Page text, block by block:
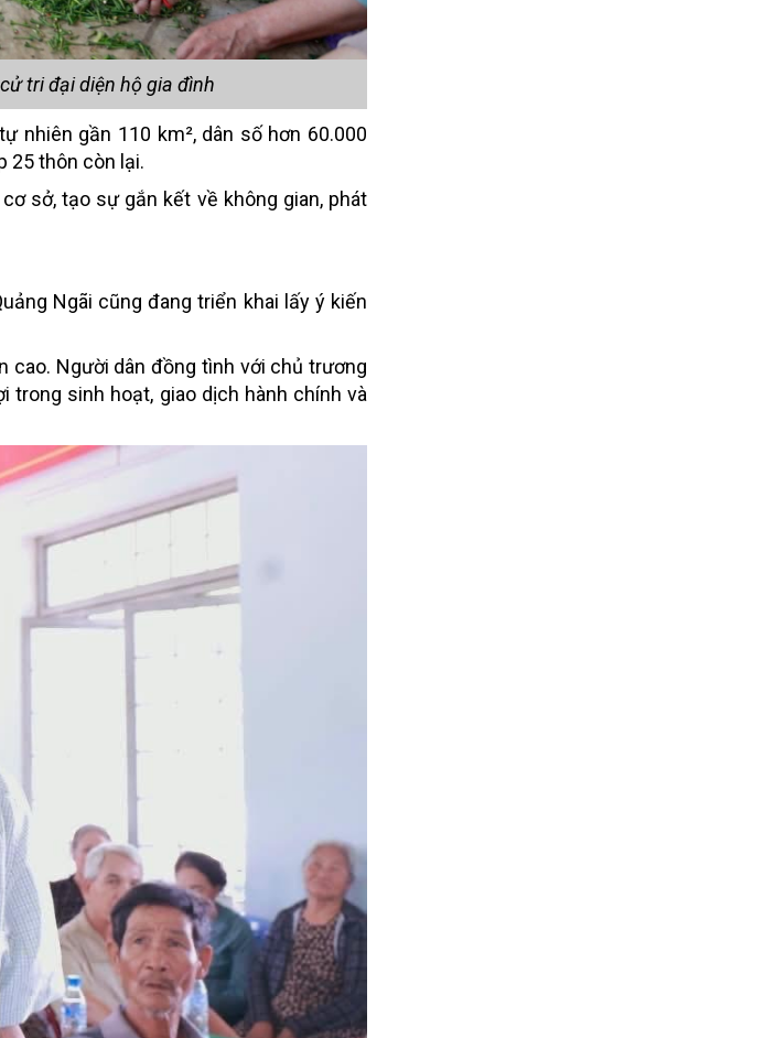
tri đại diện hộ gia đình
nhiên gần 110 km², dân số hơn 60.000
25 thôn còn lại.
sở, tạo sự gắn kết về không gian, phát
Ngãi cũng đang triển khai lấy ý kiến
cao. Người dân đồng tình với chủ trương
sinh hoạt, giao dịch hành chính và